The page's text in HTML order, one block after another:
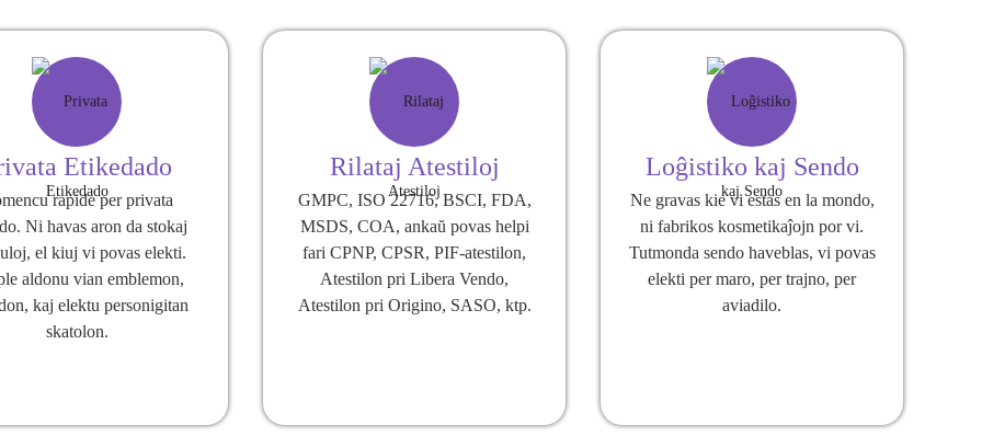
Etikedado
rapide per privata
Ni havas aron da stokaj
el kiuj vi povas elekti.
aldonu vian emblemon,
kaj elektu personigitan
skatolon.
Rilataj Atestiloj
GMPC, ISO 22716, BSCI, FDA,
MSDS, COA, ankaŭ povas helpi
fari CPNP, CPSR, PIF-atestilon,
Atestilon pri Libera Vendo,
Atestilon pri Origino, SASO, ktp.
Loĝistiko kaj Sendo
Ne gravas kie vi estas en la mondo,
ni fabrikos kosmetikaĵojn por vi.
Tutmonda sendo haveblas, vi povas
elekti per maro, per trajno, per
aviadilo.